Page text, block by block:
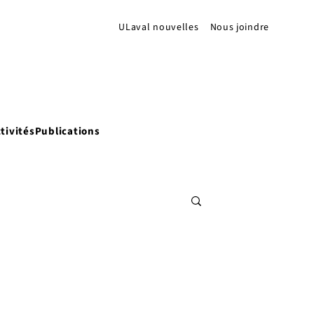
Publications
ULaval nouvelles Nous joindre